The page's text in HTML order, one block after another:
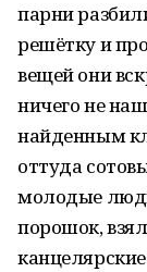
парни
решётку и
вещей они
ничего не
найденным
оттуда
молодые
порошок,